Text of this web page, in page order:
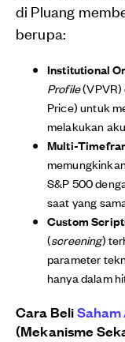
di Pluang
berupa:
Institutional
Profile(VPVR)
Price) untuk
melakukan
Multi-
S&P 500
saat yang
Custom
(screening)
parameter
hanya dalam
Cara Beli
(Mekanisme